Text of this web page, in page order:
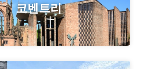
코벤트리